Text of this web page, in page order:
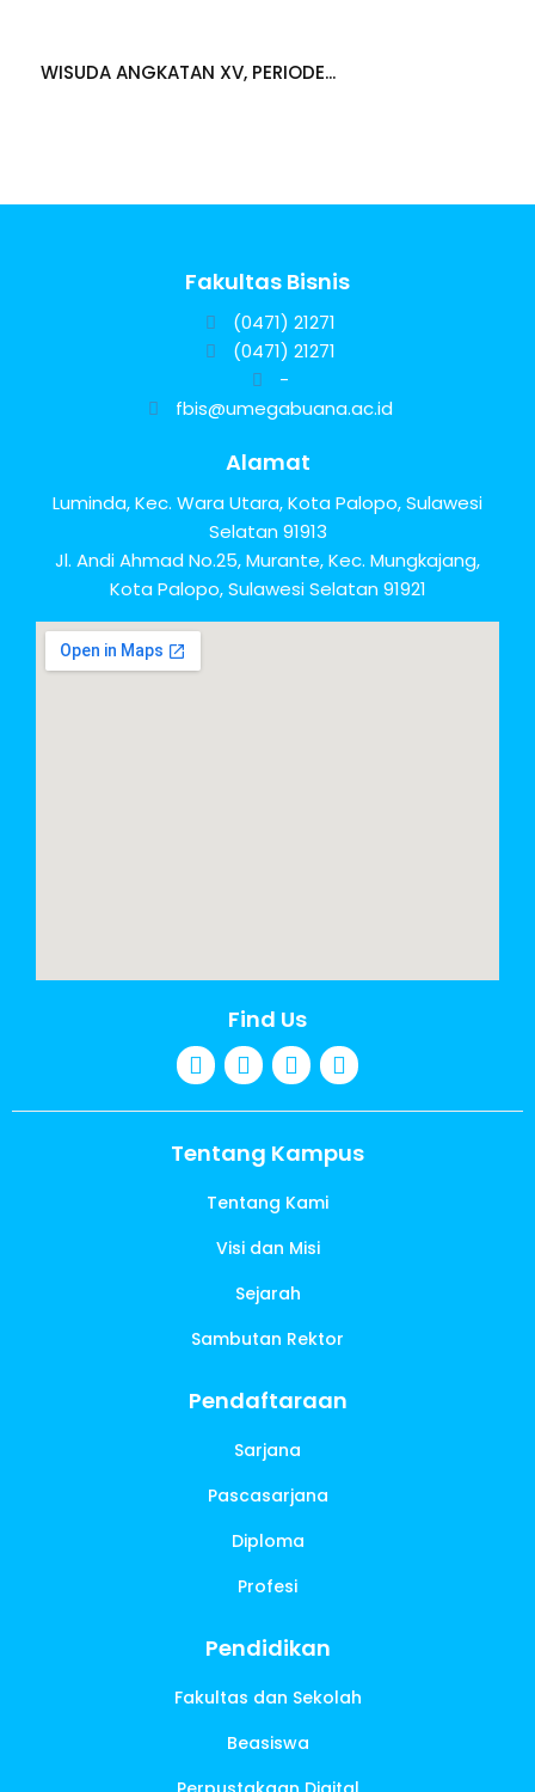
WISUDA ANGKATAN XV, PERIODE...
DIES NATALIS XV UMB PALOPO
Fakultas Bisnis
(0471) 21271
(0471) 21271
-
fbis@umegabuana.ac.id
Alamat
Luminda, Kec. Wara Utara, Kota Palopo, Sulawesi
Selatan 91913
Jl. Andi Ahmad No.25, Murante, Kec. Mungkajang,
Kota Palopo, Sulawesi Selatan 91921
Find Us
Tentang Kampus
Tentang Kami
Visi dan Misi
Sejarah
Sambutan Rektor
Pendaftaraan
Sarjana
Pascasarjana
Diploma
Profesi
Pendidikan
Fakultas dan Sekolah
Beasiswa